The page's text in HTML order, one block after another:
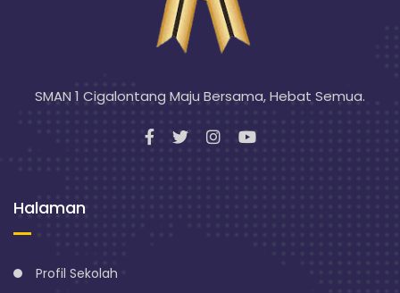
SMAN 1 Cigalontang Maju Bersama, Hebat Semua.
Halaman
Profil Sekolah